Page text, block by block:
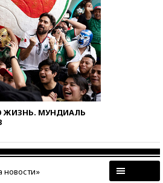
ЖИЗНЬ. МУНДИАЛЬ